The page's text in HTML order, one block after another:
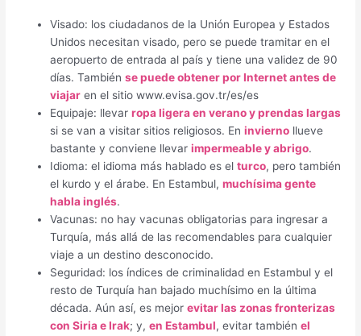
Visado: los ciudadanos de la Unión Europea y Estados
Unidos necesitan visado, pero se puede tramitar en el
aeropuerto de entrada al país y tiene una validez de 90
días. Tambiénse puede obtener por Internet antes de
viajar en el sitio www.evisa.gov.tr/es/es
Equipaje: llevarropa ligera en verano y prendas largas
si se van a visitar sitios religiosos. Eninvierno llueve
bastante y conviene llevarimpermeable y abrigo.
Idioma: el idioma más hablado es elturco, pero también
el kurdo y el árabe. En Estambul,muchísima gente
habla inglés.
Vacunas: no hay vacunas obligatorias para ingresar a
Turquía, más allá de las recomendables para cualquier
viaje a un destino desconocido.
Seguridad: los índices de criminalidad en Estambul y el
resto de Turquía han bajado muchísimo en la última
década. Aún así, es mejorevitar las zonas fronterizas
con Siria e Irak; y,en Estambul, evitar tambiénel